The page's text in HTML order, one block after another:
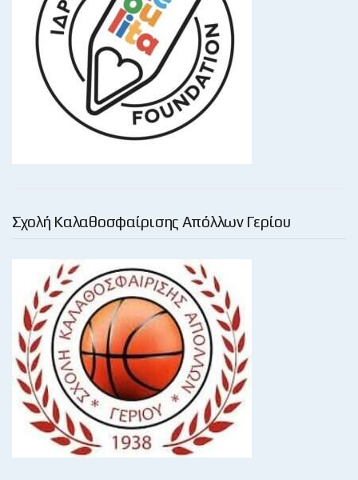
Σχολή Καλαθοσφαίρισης Απόλλων Γερίου